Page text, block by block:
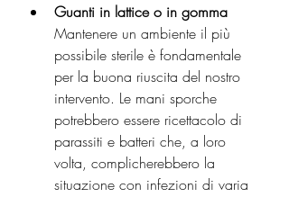
Guanti in lattice o in gomma
Mantenere un ambiente il più
possibile sterile è fondamentale
per la buona riuscita del nostro
intervento. Le mani sporche
potrebbero essere ricettacolo di
parassiti e batteri che, a loro
volta, complicherebbero la
situazione con infezioni di varia